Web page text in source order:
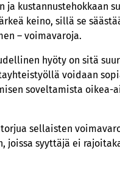
kustannustehokkaan
keino, sillä se
– voimavaroja.
hyöty on sitä
voidaan
soveltamista oikea-
sellaisten
syyttäjä ei